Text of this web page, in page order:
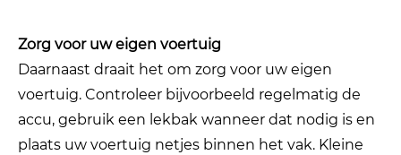
Zorg voor uw eigen voertuig
Daarnaast draait het om zorg voor uw eigen
voertuig. Controleer bijvoorbeeld regelmatig de
accu, gebruik een lekbak wanneer dat nodig is en
plaats uw voertuig netjes binnen het vak. Kleine